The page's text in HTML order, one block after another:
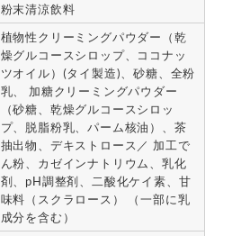
粉末清涼飲料
植物性クリーミングパウダー（乾
燥グルコースシロップ、ココナッ
ツオイル）(タイ製造)、砂糖、全粉
乳、 加糖クリーミングパウダー
（砂糖、乾燥グルコースシロッ
プ、脱脂粉乳、パーム核油）、茶
抽出物、デキストロース／ 加工で
ん粉、カゼインナトリウム、乳化
剤、pH調整剤、二酸化ケイ素、甘
味料（スクラロース） （一部に乳
成分を含む）